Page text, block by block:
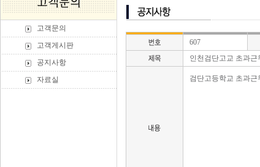
고객문의
고객게시판
공지사항
자료실
607
인천검단고교 초과
검단고등학교 초과근